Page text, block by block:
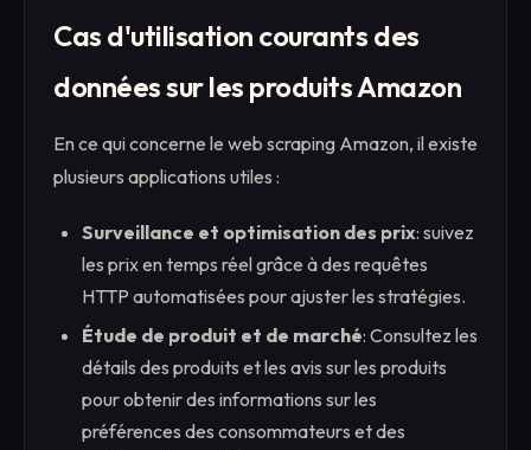
Cas d'utilisation courants des
données sur les produits Amazon
En ce qui concerne le web scraping Amazon, il existe
plusieurs applications utiles :
Surveillance et optimisation des prix: suivez
les prix en temps réel grâce à des requêtes
HTTP automatisées pour ajuster les stratégies.
Étude de produit et de marché: Consultez les
détails des produits et les avis sur les produits
pour obtenir des informations sur les
préférences des consommateurs et des